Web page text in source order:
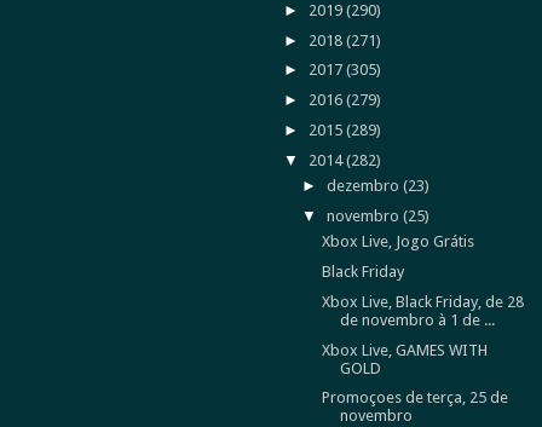
► 2019 (290)
► 2018 (271)
► 2017 (305)
► 2016 (279)
► 2015 (289)
▼ 2014(282)
►dezembro(23)
▼novembro(25)
Xbox Live, Jogo Grátis
Black Friday
Xbox Live, Black Friday, de 28
de novembro à 1 de ...
Xbox Live, GAMES WITH
GOLD
Promoçoes de terça, 25 de
novembro